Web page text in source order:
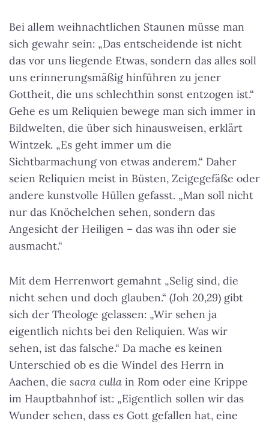
Bei allem weihnachtlichen Staunen müsse man
sich gewahr sein: „Das entscheidende ist nicht
das vor uns liegende Etwas, sondern das alles soll
uns erinnerungsmäßig hinführen zu jener
Gottheit, die uns schlechthin sonst entzogen ist.“
Gehe es um Reliquien bewege man sich immer in
Bildwelten, die über sich hinausweisen, erklärt
Wintzek. „Es geht immer um die
Sichtbarmachung von etwas anderem.“ Daher
seien Reliquien meist in Büsten, Zeigegefäße oder
andere kunstvolle Hüllen gefasst. „Man soll nicht
nur das Knöchelchen sehen, sondern das
Angesicht der Heiligen – das was ihn oder sie
ausmacht.“
Mit dem Herrenwort gemahnt „Selig sind, die
nicht sehen und doch glauben.“ (Joh 20,29) gibt
sich der Theologe gelassen: „Wir sehen ja
eigentlich nichts bei den Reliquien. Was wir
sehen, ist das falsche.“ Da mache es keinen
Unterschied ob es die Windel des Herrn in
Aachen, die sacra culla in Rom oder eine Krippe
im Hauptbahnhof ist: „Eigentlich sollen wir das
Wunder sehen, dass es Gott gefallen hat, eine